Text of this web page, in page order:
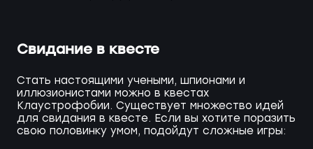
Свидание в квесте
Стать настоящими учеными, шпионами и
иллюзионистами можно в квестах
Клаустрофобии. Существует множество идей
для свидания в квесте. Если вы хотите поразить
свою половинку умом, подойдут сложные игры: